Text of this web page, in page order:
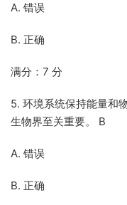
A. 错误
B. 正确
满分：7 分
5. 环境系统保持能量和
生物界至关重要。 B
A. 错误
B. 正确